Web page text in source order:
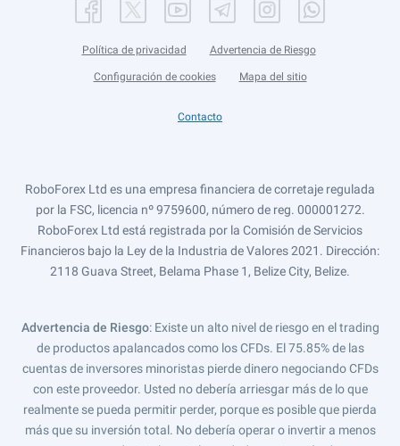
Política de privacidad Advertencia de Riesgo
Configuración de cookies Mapa del sitio
Contacto
RoboForex Ltd es una empresa financiera de corretaje regulada
por la FSC, licencia nº 9759600, número de reg. 000001272.
RoboForex Ltd está registrada por la Comisión de Servicios
Financieros bajo la Ley de la Industria de Valores 2021. Dirección:
2118 Guava Street, Belama Phase 1, Belize City, Belize.
Advertencia de Riesgo: Existe un alto nivel de riesgo en el trading
de productos apalancados como los CFDs. El 75.85% de las
cuentas de inversores minoristas pierde dinero negociando CFDs
con este proveedor. Usted no debería arriesgar más de lo que
realmente se pueda permitir perder, porque es posible que pierda
más que su inversión total. No debería operar o invertir a menos